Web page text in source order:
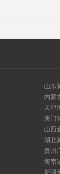
山东
内蒙
天津
澳门
山西
湖北
贵州
海南
新疆